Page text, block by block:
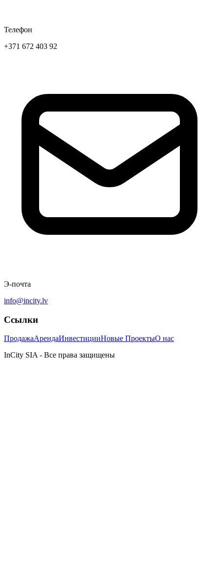
Телефон
+371 672 403 92
Э-почта
info@incity.lv
Ссылки
ПродажаАрендаИнвестицииНовые ПроектыО нас
InCity SIA - Все права защищены